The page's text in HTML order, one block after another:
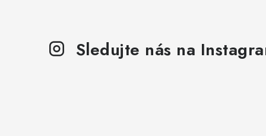
Sledujte nás na